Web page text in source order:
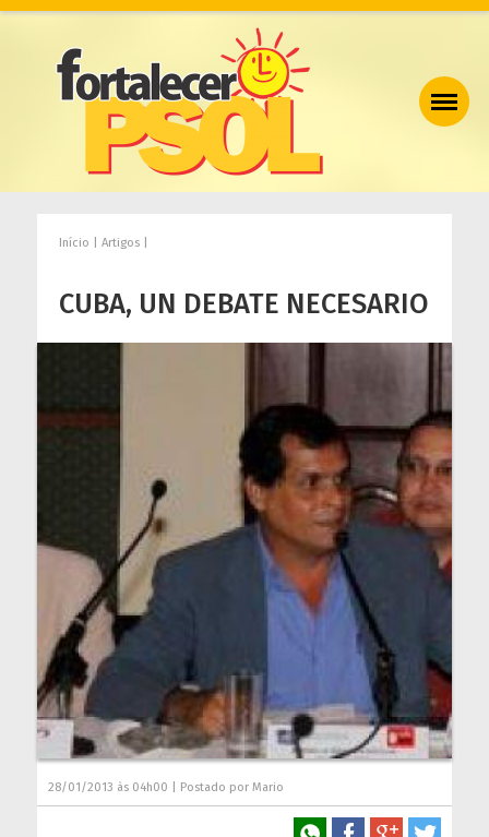
Início | Artigos |
CUBA, UN DEBATE NECESARIO
28/01/2013 às 04h00 | Postado por Mario